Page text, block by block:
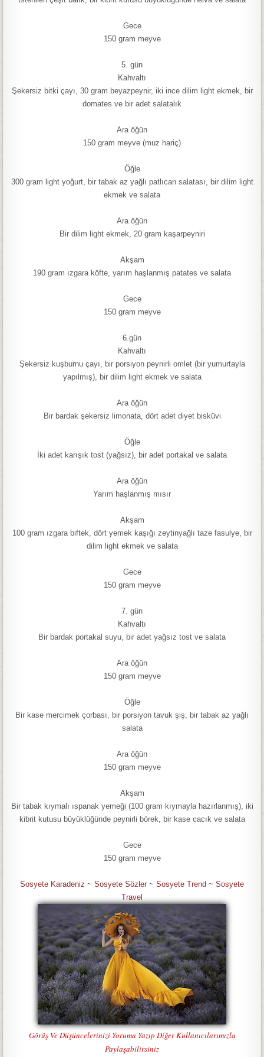
Gece
150 gram meyve
5. gün
Kahvaltı
Şekersiz bitki çayı, 30 gram beyazpeynir, iki ince dilim light ekmek, bir
domates ve bir adet salatalık
Ara öğün
150 gram meyve (muz hariç)
Öğle
300 gram light yoğurt, bir tabak az yağlı patlıcan salatası, bir dilim light
ekmek ve salata
Ara öğün
Bir dilim light ekmek, 20 gram kaşarpeyniri
Akşam
190 gram ızgara köfte, yarım haşlanmış patates ve salata
Gece
150 gram meyve
6.gün
Kahvaltı
Şekersiz kuşburnu çayı, bir porsiyon peynirli omlet (bir yumurtayla
yapılmış), bir dilim light ekmek ve salata
Ara öğün
Bir bardak şekersiz limonata, dört adet diyet bisküvi
Öğle
İki adet karışık tost (yağsız), bir adet portakal ve salata
Ara öğün
Yarım haşlanmış mısır
Akşam
100 gram ızgara biftek, dört yemek kaşığı zeytinyağlı taze fasulye, bir
dilim light ekmek ve salata
Gece
150 gram meyve
7. gün
Kahvaltı
Bir bardak portakal suyu, bir adet yağsız tost ve salata
Ara öğün
150 gram meyve
Öğle
Bir kase mercimek çorbası, bir porsiyon tavuk şiş, bir tabak az yağlı
salata
Ara öğün
150 gram meyve
Akşam
Bir tabak kıymalı ıspanak yemeği (100 gram kıymayla hazırlanmış), iki
kibrit kutusu büyüklüğünde peynirli börek, bir kase cacık ve salata
Gece
150 gram meyve
Sosyete Karadeniz ~ Sosyete Sözler ~ Sosyete Trend ~ Sosyete
Travel
Görüş Ve Düşüncelerinizi Yoruma Yazıp Diğer Kullanıcılarımızla
Paylaşabilirsiniz